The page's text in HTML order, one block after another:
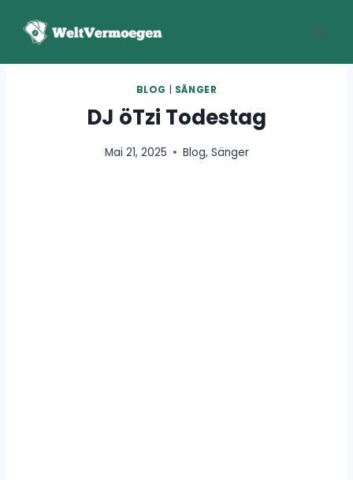
Inhalt
BLOG SÄNGER
DJ öTzi Todestag
Mai 21, 2025 Blog, Sänger